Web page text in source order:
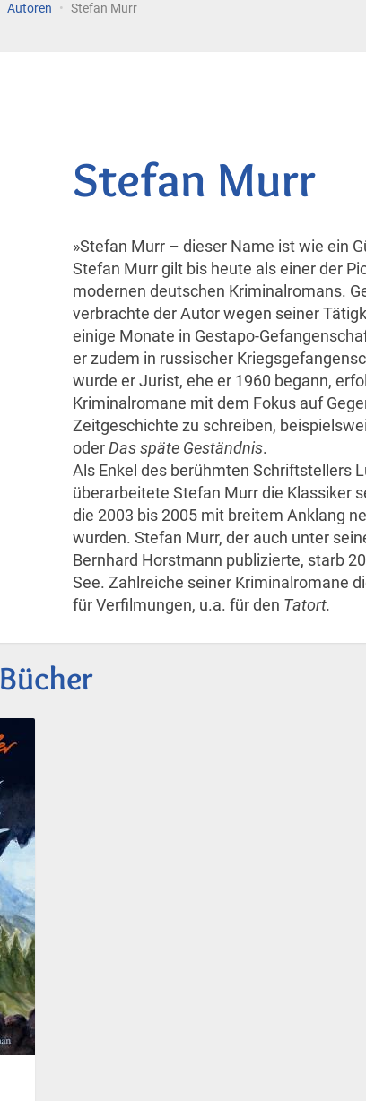
Autoren Stefan Murr
Stefan Murr
»Stefan Murr – dieser Name ist wie ein
Stefan Murr gilt bis heute als einer der
modernen deutschen Kriminalromans.
verbrachte der Autor wegen seiner
einige Monate in Gestapo-
er zudem in russischer
wurde er Jurist, ehe er 1960 begann,
Kriminalromane mit dem Fokus auf
Zeitgeschichte zu schreiben,
oderDas späte Geständnis.
Als Enkel des berühmten Schriftstellers
überarbeitete Stefan Murr die Klassiker
die 2003 bis 2005 mit breitem Anklang
wurden. Stefan Murr, der auch unter
Bernhard Horstmann publizierte, starb
See. Zahlreiche seiner Kriminalromane
für Verfilmungen, u.a. für den Tatort.
Bücher